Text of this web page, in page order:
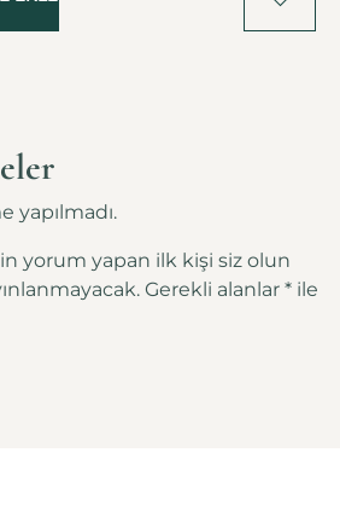
yapılmadı.
yorum yapan ilk kişi siz olun
Gerekli alanlar * ile